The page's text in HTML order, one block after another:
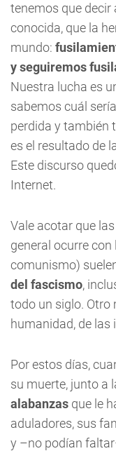
tenemos que decir
conocida, que la
mundo:
y seguiremos
Nuestra lucha es
sabemos cuál
perdida y también
es el resultado de
Este discurso
Internet.
Vale acotar que
general ocurre
comunismo)
del fascismo,
todo un siglo. Otro
humanidad, de las
Por estos días,
su muerte, junto a
alabanzas que le
aduladores, sus
y –no podían